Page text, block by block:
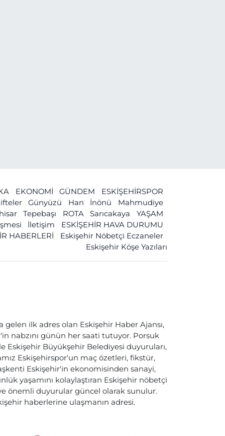
EKONOMİ GÜNDEM
ESKİŞEHİRSPOR
Günyüzü Han İnönü
Mahmudiye
Tepebaşı ROTA Sarıcakaya
YAŞAM
İletişim
ESKİŞEHİR HAVA DURUMU
HABERLERİ
Eskişehir Nöbetçi Eczaneler
Eskişehir Köşe Yazıları
ilk adres olan Eskişehir Haber Ajansı,
nabzını günün her saati tutuyor. Porsuk
Eskişehir Büyükşehir Belediyesi duyuruları,
Eskişehirspor'un maç özetleri, fikstür,
Eskişehir'in ekonomisinden sanayi,
yaşamını kolaylaştıran Eskişehir nöbetçi
önemli duyurular güncel olarak sunulur.
haberlerine ulaşmanın adresi.